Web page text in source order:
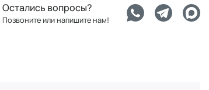
Остались вопросы?
Позвоните или напишите нам!